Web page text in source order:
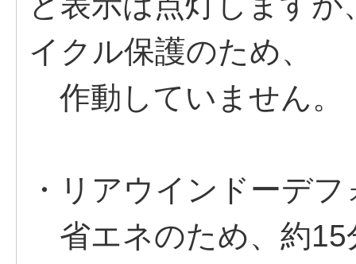
イクル保護のため、
作動していません。
・リアウインドーデ
省エネのため、約15